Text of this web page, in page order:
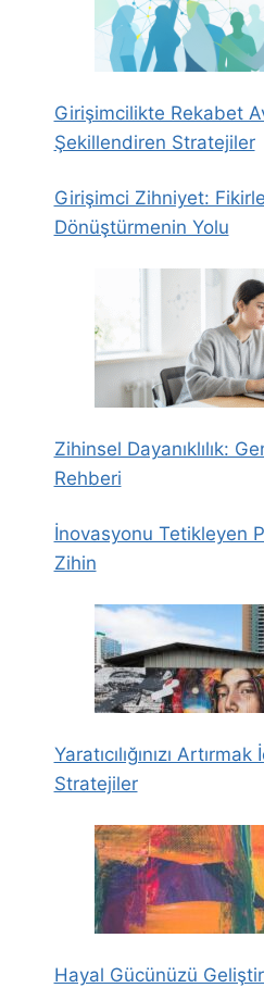
Girişimcilikte Rekabet
Şekillendiren Stratejiler
Girişimci Zihniyet:
Dönüştürmenin Yolu
Zihinsel Dayanıklılık:
Rehberi
İnovasyonu Tetikleyen
Zihin
Yaratıcılığınızı
Stratejiler
Hayal Gücünüzü